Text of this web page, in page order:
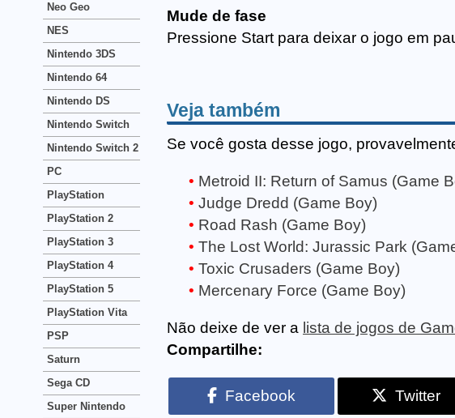
Mude de fase
Pressione Start para deixar o jogo em
Veja também
Se você gosta desse jogo,
Metroid II: Return of Samus (Game
Judge Dredd (Game Boy)
Road Rash (Game Boy)
The Lost World: Jurassic Park
Toxic Crusaders (Game Boy)
Mercenary Force (Game Boy)
Não deixe de ver a lista de jogos de
Compartilhe:
Facebook Twitter
Neo Geo
NES
Nintendo 3DS
Nintendo 64
Nintendo DS
Nintendo Switch
Nintendo Switch 2
PC
PlayStation
PlayStation 2
PlayStation 3
PlayStation 4
PlayStation 5
PlayStation Vita
PSP
Saturn
Sega CD
Super Nintendo